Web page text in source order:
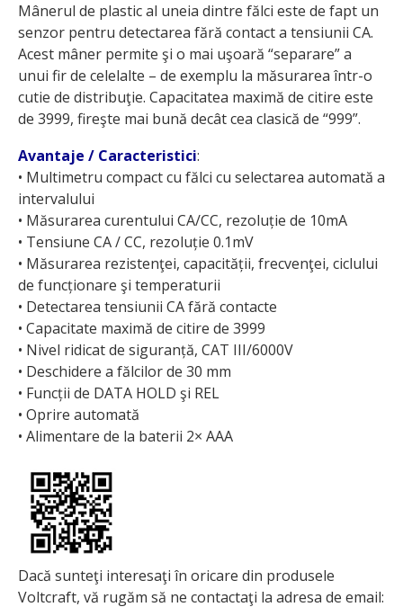
Mânerul de plastic al uneia dintre fălci este de fapt un
senzor pentru detectarea fără contact a tensiunii CA.
Acest mâner permite şi o mai uşoară “sepa­rare” a
unui fir de celelalte – de exemplu la măsurarea într-o
cutie de distribuţie. Capacitatea maximă de citire este
de 3999, fireşte mai bună decât cea clasică de “999”.
Avantaje / Caracteristici:
• Multimetru compact cu fălci cu selectarea automată a
intervalului
• Măsurarea curentului CA/CC, rezoluție de 10mA
• Tensiune CA / CC, rezoluție 0.1mV
• Măsurarea rezistenţei, capacității, frecvenţei, ciclului
de funcționare şi temperaturii
• Detectarea tensiunii CA fără contacte
• Capacitate maximă de citire de 3999
• Nivel ridicat de siguranță, CAT III/6000V
• Deschidere a fălcilor de 30 mm
• Funcții de DATA HOLD şi REL
• Oprire automată
• Alimentare de la baterii 2× AAA
Dacă sunteţi interesaţi în oricare din produsele
Voltcraft, vă rugăm să ne contactaţi la adresa de email: